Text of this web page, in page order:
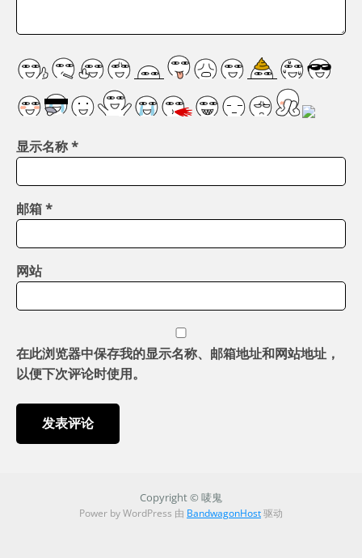
显示名称*
邮箱*
网站
在此浏览器中保存我的显示名称、邮箱地址和网站地址，
以便下次评论时使用。
Copyright © 唛鬼
Power by WordPress 由 BandwagonHost驱动